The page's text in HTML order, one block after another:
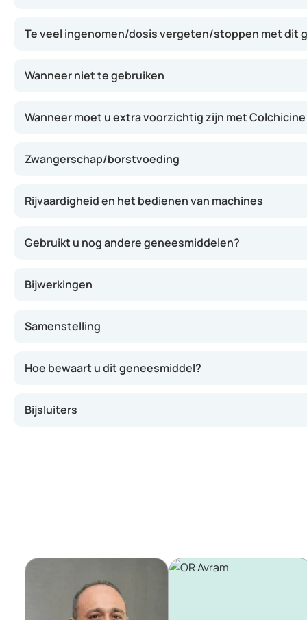
Te veel ingenomen/dosis vergeten/stoppen met dit
Wanneer niet te gebruiken
Wanneer moet u extra voorzichtig zijn met Colchicine
Zwangerschap/borstvoeding
Rijvaardigheid en het bedienen van machines
Gebruikt u nog andere geneesmiddelen?
Bijwerkingen
Samenstelling
Hoe bewaart u dit geneesmiddel?
Bijsluiters